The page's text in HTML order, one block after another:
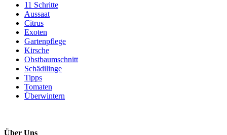
11 Schritte
Aussaat
Citrus
Exoten
Gartenpflege
Kirsche
Obstbaumschnitt
Schädilinge
Tipps
Tomaten
Überwintern
Über Uns